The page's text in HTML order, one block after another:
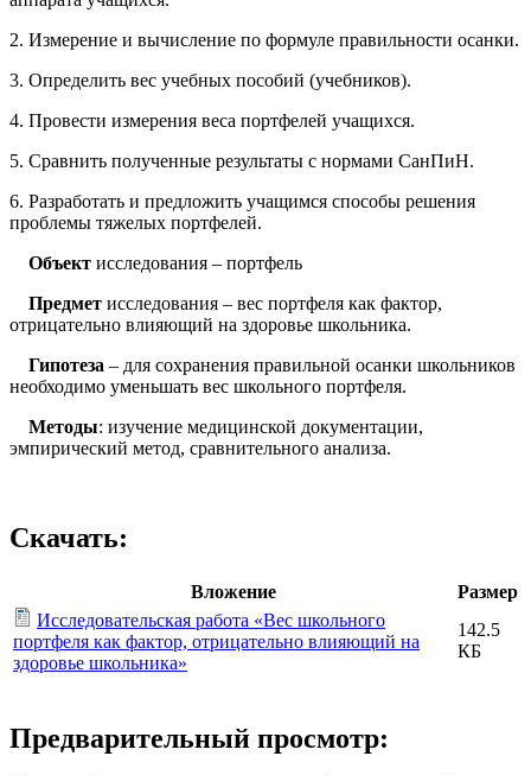
2. Измерение и вычисление по формуле правильности осанки.
3. Определить вес учебных пособий (учебников).
4. Провести измерения веса портфелей учащихся.
5. Сравнить полученные результаты с нормами СанПиН.
6. Разработать и предложить учащимся способы решения
проблемы тяжелых портфелей.
Объект исследования – портфель
Предмет исследования – вес портфеля как фактор,
отрицательно влияющий на здоровье школьника.
Гипотеза – для сохранения правильной осанки школьников
необходимо уменьшать вес школьного портфеля.
Методы: изучение медицинской документации,
эмпирический метод, сравнительного анализа.
Скачать:
Вложение
Размер
Исследовательская работа «Вес школьного
портфеля как фактор, отрицательно влияющий на
здоровье школьника»
142.5
КБ
Предварительный просмотр: